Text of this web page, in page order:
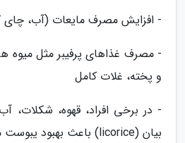
- افزایش مصرف مایعات (آب، چای
- مصرف غذاهای پرفیبر مثل میوه
و پخته، غلات کامل
- در برخی افراد، قهوه، شکلات،
بیان (licorice) باعث بهبود یبوست می شود.